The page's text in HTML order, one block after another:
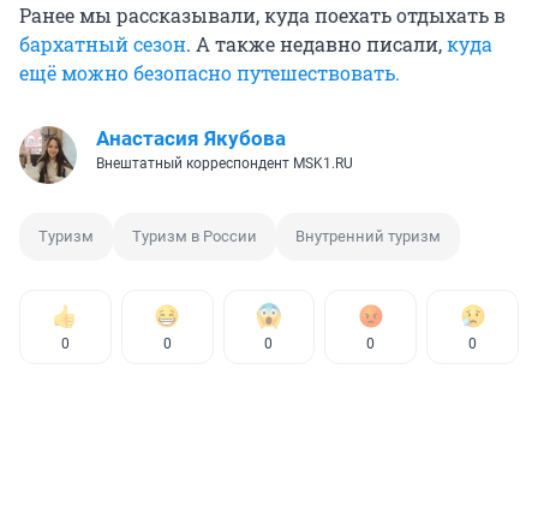
Ранее мы рассказывали, куда поехать отдыхать в
бархатный сезон. А также недавно писали,куда
ещё можно безопасно путешествовать.
Анастасия Якубова
Внештатный корреспондент MSK1.RU
Туризм Туризм в России Внутренний туризм
0 0 0 0 0